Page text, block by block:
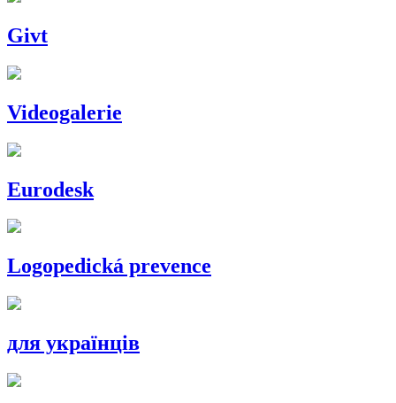
Givt
Videogalerie
Eurodesk
Logopedická prevence
для українців